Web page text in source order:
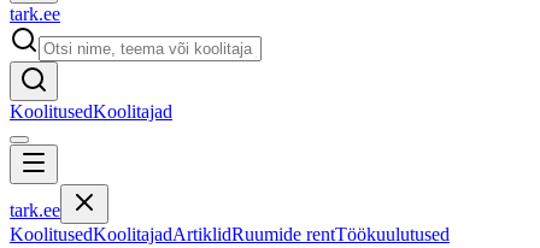
tark.ee
KoolitusedKoolitajad
tark.ee
KoolitusedKoolitajadArtiklidRuumide rentTöökuulutused